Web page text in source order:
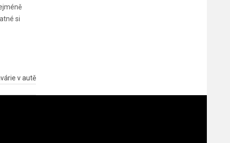
si
v autě